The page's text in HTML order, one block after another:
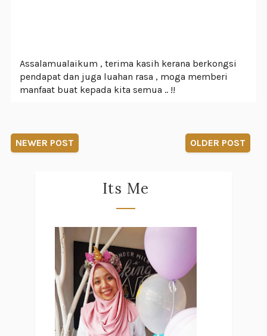
Assalamualaikum , terima kasih kerana berkongsi
pendapat dan juga luahan rasa , moga memberi
manfaat buat kepada kita semua .. !!
NEWER POST OLDER POST
Its Me